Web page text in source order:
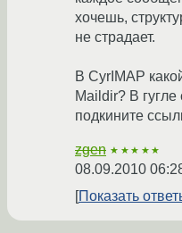
хочешь,
не страдает.
В CyrIMAP
Maildir? В
подкините
zgen ★★★★★
08.09.2010
Показать